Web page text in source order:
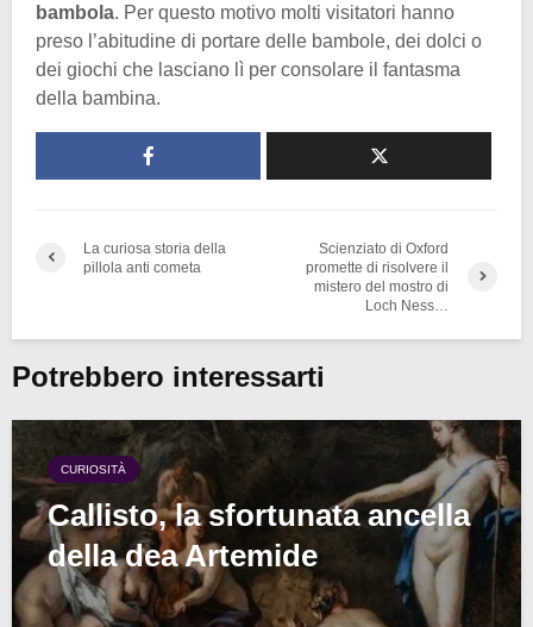
bambola. Per questo motivo molti visitatori hanno
preso l’abitudine di portare delle bambole, dei dolci o
dei giochi che lasciano lì per consolare il fantasma
della bambina.
La curiosa storia della
pillola anti cometa
Scienziato di Oxford
promette di risolvere il
mistero del mostro di
Loch Ness…
Potrebbero interessarti
CURIOSITÀ
Callisto, la sfortunata ancella
della dea Artemide